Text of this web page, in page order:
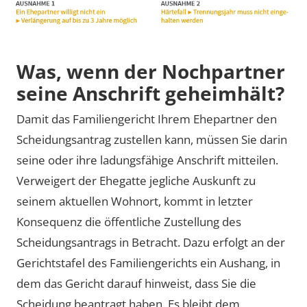
Was, wenn der Nochpartner
seine Anschrift geheimhält?
Damit das Familiengericht Ihrem Ehepartner den
Scheidungsantrag zustellen kann, müssen Sie darin
seine oder ihre ladungsfähige Anschrift mitteilen.
Verweigert der Ehegatte jegliche Auskunft zu
seinem aktuellen Wohnort, kommt in letzter
Konsequenz die öffentliche Zustellung des
Scheidungsantrags in Betracht. Dazu erfolgt an der
Gerichtstafel des Familiengerichts ein Aushang, in
dem das Gericht darauf hinweist, dass Sie die